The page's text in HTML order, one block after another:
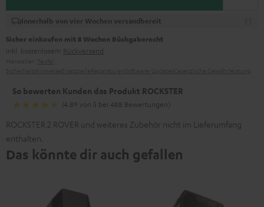
Innerhalb von vier Wochen versandbereit
Sicher einkaufen mit 8 Wochen Rückgaberecht
inkl. kostenlosem Rückversand
So bewerten Kunden das Produkt ROCKSTER
(4.89 von 5 bei 488 Bewertungen)
ROCKSTER 2 ROVER und weiteres Zubehör nicht im Lieferumfang
enthalten.
Das könnte dir auch gefallen